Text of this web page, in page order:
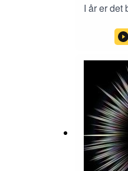
I år er det